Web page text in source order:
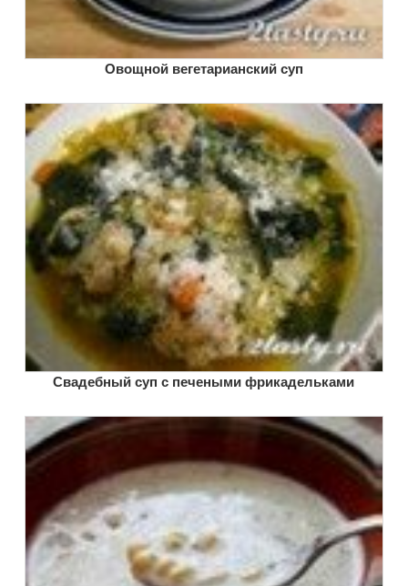
Овощной вегетарианский суп
Свадебный суп с печеными фрикадельками